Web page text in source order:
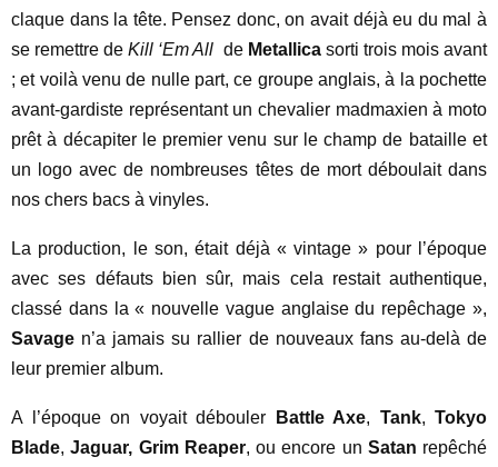
claque dans la tête. Pensez donc, on avait déjà eu du mal à
se remettre deKill ‘Em All de Metallicasorti trois mois avant
; et voilà venu de nulle part, ce groupe anglais, à la pochette
avant-gardiste représentant un chevalier madmaxien à moto
prêt à décapiter le premier venu sur le champ de bataille et
un logo avec de nombreuses têtes de mort déboulait dans
nos chers bacs à vinyles.
La production, le son, était déjà « vintage » pour l’époque
avec ses défauts bien sûr, mais cela restait authentique,
classé dans la « nouvelle vague anglaise du repêchage »,
Savage n’a jamais su rallier de nouveaux fans au-delà de
leur premier album.
A l’époque on voyait débouler Battle Axe, Tank, Tokyo
Blade,Jaguar, Grim Reaper, ou encore un Satan repêché